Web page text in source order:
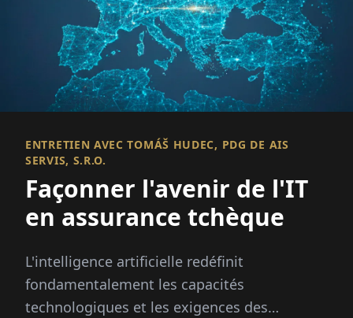
ENTRETIEN AVEC TOMÁŠ HUDEC, PDG DE AIS
SERVIS, S.R.O.
Façonner l'avenir de l'IT
en assurance tchèque
L'intelligence artificielle redéfinit
fondamentalement les capacités
technologiques et les exigences des